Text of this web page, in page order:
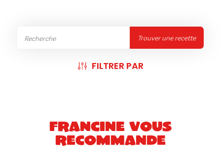
Trouver une recette
FILTRER PAR
Francine vous
recommande